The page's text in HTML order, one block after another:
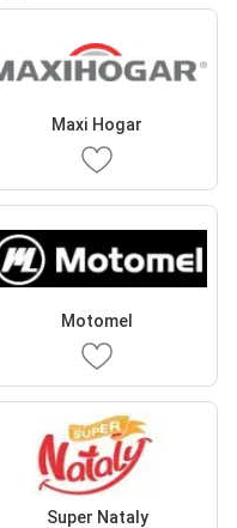
Maxi Hogar
Motomel
Super Nataly